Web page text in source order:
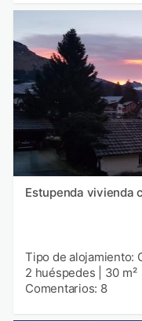
Estupenda vivienda
Tipo de alojamiento:
2 huéspedes
30 m²
Comentarios: 8